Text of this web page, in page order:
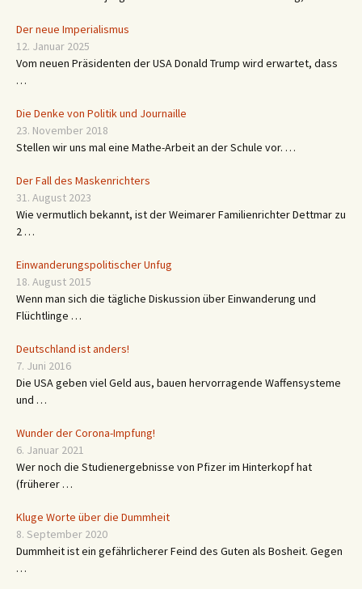
Der neue Imperialismus
12. Januar 2025
Vom neuen Präsidenten der USA Donald Trump wird erwartet, dass
…
Die Denke von Politik und Journaille
23. November 2018
Stellen wir uns mal eine Mathe-Arbeit an der Schule vor. …
Der Fall des Maskenrichters
31. August 2023
Wie vermutlich bekannt, ist der Weimarer Familienrichter Dettmar zu
2 …
Einwanderungspolitischer Unfug
18. August 2015
Wenn man sich die tägliche Diskussion über Einwanderung und
Flüchtlinge …
Deutschland ist anders!
7. Juni 2016
Die USA geben viel Geld aus, bauen hervorragende Waffensysteme
und …
Wunder der Corona-Impfung!
6. Januar 2021
Wer noch die Studienergebnisse von Pfizer im Hinterkopf hat
(früherer …
Kluge Worte über die Dummheit
8. September 2020
Dummheit ist ein gefährlicherer Feind des Guten als Bosheit. Gegen
…